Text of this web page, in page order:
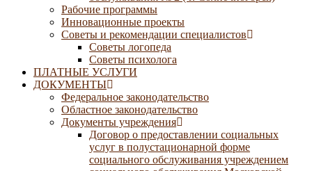
Рабочие программы
Инновационные проекты
Советы и рекомендации специалистов
Советы логопеда
Советы психолога
ПЛАТНЫЕ УСЛУГИ
ДОКУМЕНТЫ
Федеральное законодательство
Областное законодательство
Документы учреждения
Договор о предоставлении социальных
услуг в полустационарной форме
социального обслуживания учреждением